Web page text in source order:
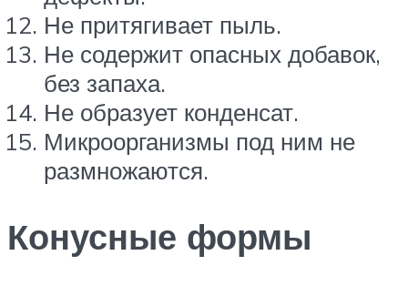
Не притягивает пыль.
Не содержит опасных добавок,
без запаха.
Не образует конденсат.
Микроорганизмы под ним не
размножаются.
Конусные формы